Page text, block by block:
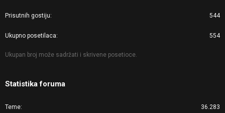
Prisutnih gostiju 544
Ukupno posetilaca 554
Ukupan broj može sadržati i skrivene posetioce.
Statistika foruma
Teme 36.283